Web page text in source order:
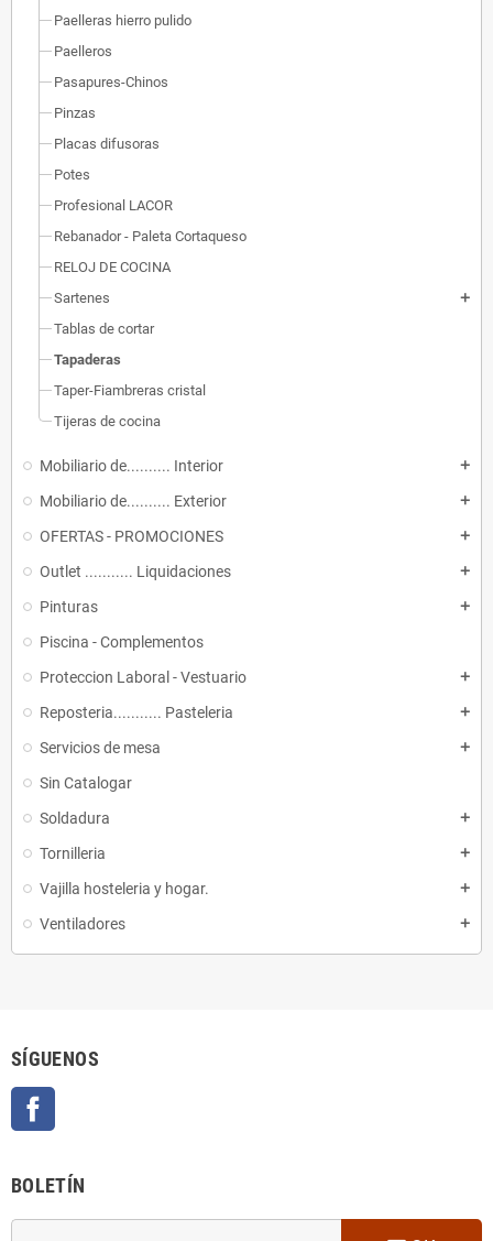
Paelleras hierro pulido
Paelleros
Pasapures-Chinos
Pinzas
Placas difusoras
Potes
Profesional LACOR
Rebanador - Paleta Cortaqueso
RELOJ DE COCINA
Sartenes
add
Tablas de cortar
Tapaderas
Taper-Fiambreras cristal
Tijeras de cocina
Mobiliario de.......... Interior add
Mobiliario de.......... Exterior add
OFERTAS - PROMOCIONES add
Outlet ........... Liquidaciones add
Pinturas add
Piscina - Complementos
Proteccion Laboral - Vestuario
add
Reposteria........... Pasteleria add
Servicios de mesa add
Sin Catalogar
Soldadura
add
Tornilleria add
Vajilla hosteleria y hogar. add
Ventiladores add
SÍGUENOS
BOLETÍN